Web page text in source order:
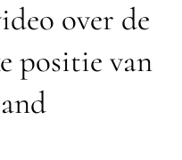
over de
positie van